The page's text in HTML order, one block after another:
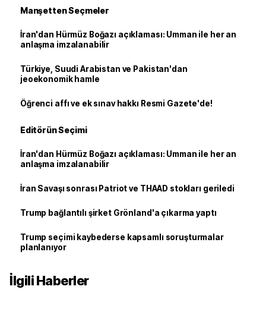
Manşetten Seçmeler
İran'dan Hürmüz Boğazı açıklaması: Umman ile her an
anlaşma imzalanabilir
Türkiye, Suudi Arabistan ve Pakistan'dan
jeoekonomik hamle
Öğrenci affı ve ek sınav hakkı Resmi Gazete'de!
Editörün Seçimi
İran'dan Hürmüz Boğazı açıklaması: Umman ile her an
anlaşma imzalanabilir
İran Savaşı sonrası Patriot ve THAAD stokları geriledi
Trump bağlantılı şirket Grönland'a çıkarma yaptı
Trump seçimi kaybederse kapsamlı soruşturmalar
planlanıyor
İlgili Haberler